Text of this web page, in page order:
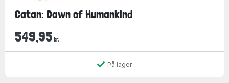
Catan: Dawn of Humankind
549,95 kr.
På lager